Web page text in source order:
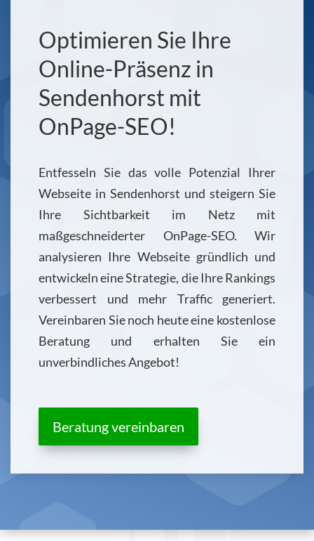
Optimieren Sie Ihre
Online-Präsenz in
Sendenhorst mit
OnPage-SEO!
Entfesseln Sie das volle Potenzial Ihrer
Webseite in Sendenhorst und steigern Sie
Ihre Sichtbarkeit im Netz mit
maßgeschneiderter OnPage-SEO. Wir
analysieren Ihre Webseite gründlich und
entwickeln eine Strategie, die Ihre Rankings
verbessert und mehr Traffic generiert.
Vereinbaren Sie noch heute eine kostenlose
Beratung und erhalten Sie ein
unverbindliches Angebot!
Beratung vereinbaren